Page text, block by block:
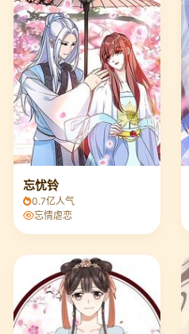
忘忧铃
0.7亿人气
忘情虐恋